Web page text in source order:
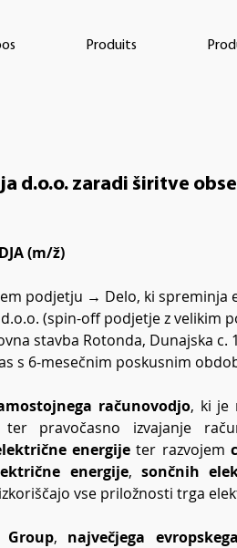
Produits
d.o.o. zaradi širitve
(m/ž)
podjetju → Delo, ki spreminja
d.o.o. (spin-off podjetje z velikim
stavba Rotonda, Dunajska c.
s 6-mesečnim poskusnim
računovodjo, ki je
pravočasno izvajanje
energije ter razvojem
energije, sončnih
vse priložnosti trga
Group, največjega